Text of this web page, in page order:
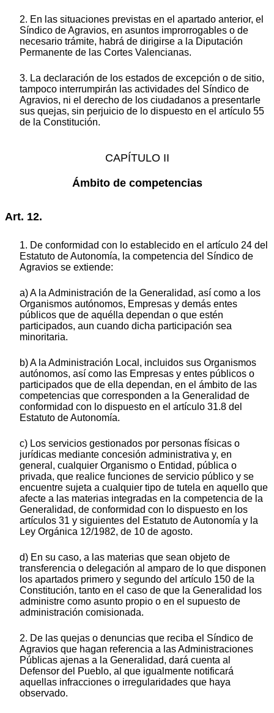
2. En las situaciones previstas en el apartado anterior, el
Síndico de Agravios, en asuntos improrrogables o de
necesario trámite, habrá de dirigirse a la Diputación
Permanente de las Cortes Valencianas.
3. La declaración de los estados de excepción o de sitio,
tampoco interrumpirán las actividades del Síndico de
Agravios, ni el derecho de los ciudadanos a presentarle
sus quejas, sin perjuicio de lo dispuesto en el artículo 55
de la Constitución.
CAPÍTULO II
Ámbito de competencias
Art. 12.
1. De conformidad con lo establecido en el artículo 24 del
Estatuto de Autonomía, la competencia del Síndico de
Agravios se extiende:
a) A la Administración de la Generalidad, así como a los
Organismos autónomos, Empresas y demás entes
públicos que de aquélla dependan o que estén
participados, aun cuando dicha participación sea
minoritaria.
b) A la Administración Local, incluidos sus Organismos
autónomos, así como las Empresas y entes públicos o
participados que de ella dependan, en el ámbito de las
competencias que corresponden a la Generalidad de
conformidad con lo dispuesto en el artículo 31.8 del
Estatuto de Autonomía.
c) Los servicios gestionados por personas físicas o
jurídicas mediante concesión administrativa y, en
general, cualquier Organismo o Entidad, pública o
privada, que realice funciones de servicio público y se
encuentre sujeta a cualquier tipo de tutela en aquello que
afecte a las materias integradas en la competencia de la
Generalidad, de conformidad con lo dispuesto en los
artículos 31 y siguientes del Estatuto de Autonomía y la
Ley Orgánica 12/1982, de 10 de agosto.
d) En su caso, a las materias que sean objeto de
transferencia o delegación al amparo de lo que disponen
los apartados primero y segundo del artículo 150 de la
Constitución, tanto en el caso de que la Generalidad los
administre como asunto propio o en el supuesto de
administración comisionada.
2. De las quejas o denuncias que reciba el Síndico de
Agravios que hagan referencia a las Administraciones
Públicas ajenas a la Generalidad, dará cuenta al
Defensor del Pueblo, al que igualmente notificará
aquellas infracciones o irregularidades que haya
observado.